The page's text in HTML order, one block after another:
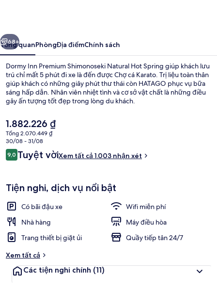
Natural
Hot
Spring
Tiếp
68+
Tổng quanPhòngĐịa điểmChính sách
Dormy Inn Premium Shimonoseki Natural Hot Spring giúp khách lưu
trú chỉ mất 5 phút đi xe là đến được Chợ cá Karato. Trị liệu toàn thân
giúp khách có những giây phút thư thái còn HATAGO phục vụ bữa
sáng hấp dẫn. Nhân viên nhiệt tình và cơ sở vật chất là những điều
gây ấn tượng tốt đẹp trong lòng du khách.
Giá
hiện
tại
là
1.882.226 ₫
1.882.226 ₫
Tổng 2.070.449 ₫
30/08 - 31/08
Nhận
xét
9,09,0 trên 10,
Tuyệt vờiXem tất cả 1.003 nhận xét
Tiện nghi, dịch vụ nổi bật
Có bãi đậu xe
Wifi miễn phí
Nhà hàng
Máy điều hòa
Trang thiết bị giặt ủi
Quầy tiếp tân 24/7
Xem tất cả
Các tiện nghi chính (11)